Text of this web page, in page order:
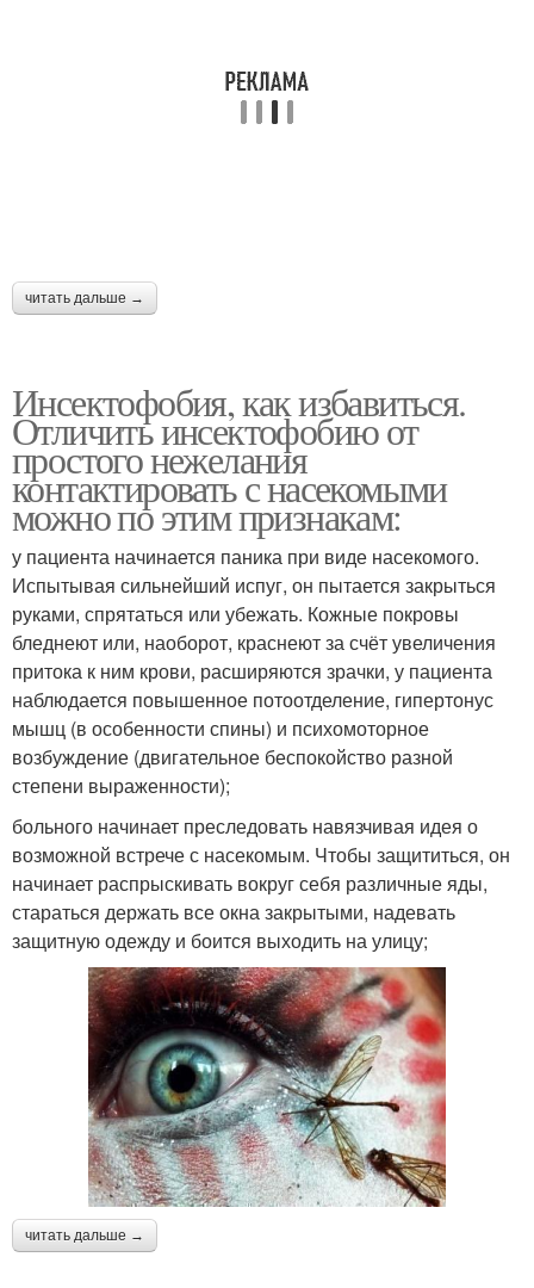
читать дальше →
Инсектофобия, как избавиться.
Отличить инсектофобию от
простого нежелания
контактировать с насекомыми
можно по этим признакам:
у пациента начинается паника при виде насекомого.
Испытывая сильнейший испуг, он пытается закрыться
руками, спрятаться или убежать. Кожные покровы
бледнеют или, наоборот, краснеют за счёт увеличения
притока к ним крови, расширяются зрачки, у пациента
наблюдается повышенное потоотделение, гипертонус
мышц (в особенности спины) и психомоторное
возбуждение (двигательное беспокойство разной
степени выраженности);
больного начинает преследовать навязчивая идея о
возможной встрече с насекомым. Чтобы защититься, он
начинает распрыскивать вокруг себя различные яды,
стараться держать все окна закрытыми, надевать
защитную одежду и боится выходить на улицу;
читать дальше →